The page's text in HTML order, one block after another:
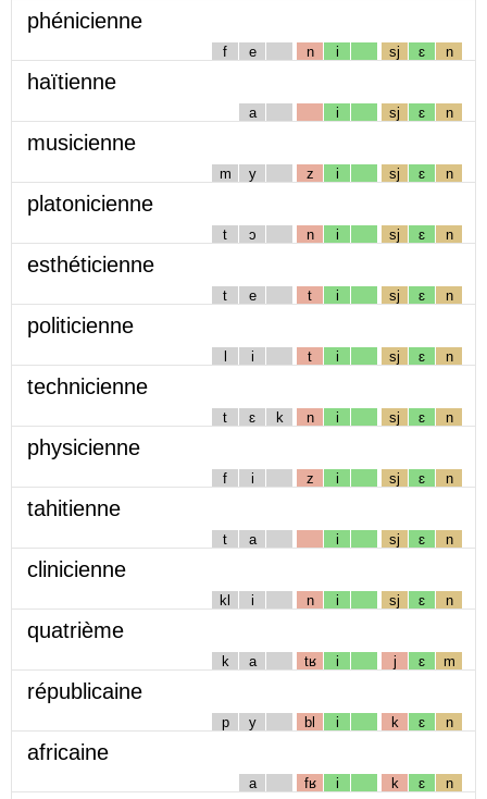
phénicienne
f e n i sj ɛ n
haïtienne
a i sj ɛ n
musicienne
m y z i sj ɛ n
platonicienne
t ɔ n i sj ɛ n
esthéticienne
t e t i sj ɛ n
politicienne
l i t i sj ɛ n
technicienne
t ɛ k n i sj ɛ n
physicienne
f i z i sj ɛ n
tahitienne
t a i sj ɛ n
clinicienne
kl i n i sj ɛ n
quatrième
k a tʁ i j ɛ m
républicaine
p y bl i k ɛ n
africaine
a fʁ i k ɛ n